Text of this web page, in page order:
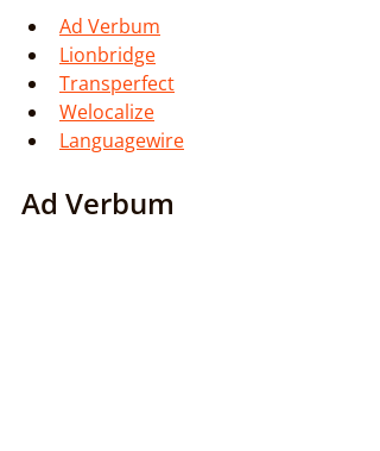
Ad Verbum
Lionbridge
Transperfect
Welocalize
Languagewire
Ad Verbum